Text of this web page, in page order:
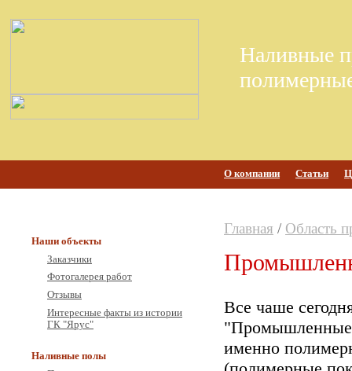
Наливные
О компании Статьи
Наши объекты
Заказчики
Фотогалерея работ
Отзывы
Интересные факты из истории
ГК "Ярус"
Наливные полы
Главная / Область
Все чаше
"Промышленные
именно